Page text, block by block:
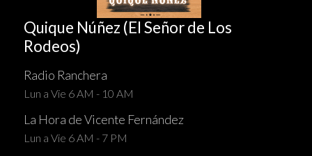
Quique Núñez (El Señor de Los
Rodeos)
Radio Ranchera
Lun a Vie 6 AM - 10 AM
La Hora de Vicente Fernández
Lun a Vie 6 AM - 7 PM